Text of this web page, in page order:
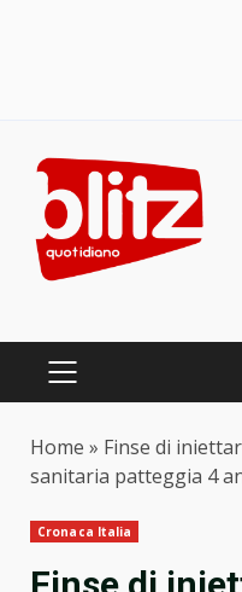
content
PRIMARY
Home » Finse di
sanitaria patteggia 4
Cronaca Italia